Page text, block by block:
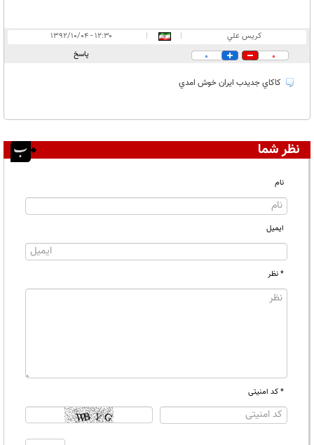
كريس علي |
|
۱۲:۳۰ - ۱۳۹۲/۱۰/۰۴
0
0 پاسخ
كاكاي جديدب ايران خوش امدي
نظر شما
نام
ایمیل
* نظر
* کد امنیتی